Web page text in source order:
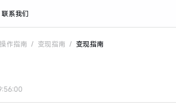
联系我们
操作指南 / 变现指南 / 变现指南